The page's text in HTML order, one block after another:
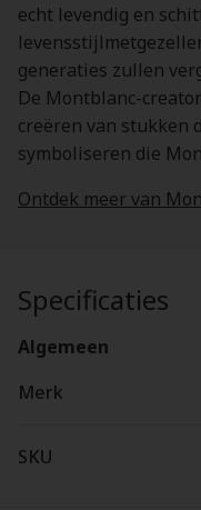
echt levendig en
generaties zullen
De Montblanc-
creëren van stukken
symboliseren die
Ontdek meer van
Specificaties
Algemeen
Merk
SKU